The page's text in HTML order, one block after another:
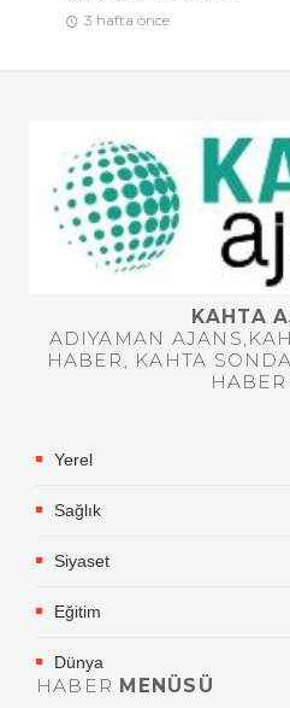
3 hafta önce
KAHTA
ADIYAMAN
HABER, KAHTA
Yerel
Sağlık
Siyaset
Eğitim
Dünya
HABER MENÜSÜ